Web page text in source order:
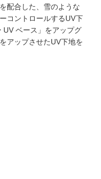
配合した、雪のような
コントロールするUV下
UV ベース」をアップグ
アップさせたUV下地を